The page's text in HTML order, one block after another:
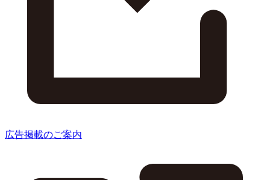
広告掲載のご案内